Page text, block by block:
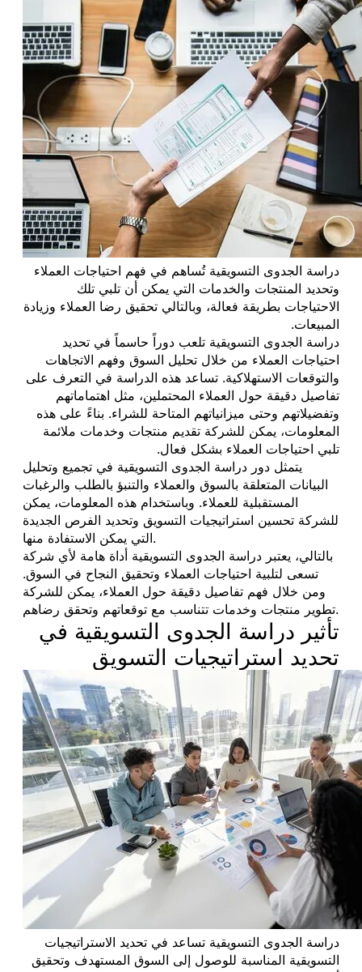
دراسة الجدوى التسويقية تُساهم في فهم احتياجات العملاء
وتحديد المنتجات والخدمات التي يمكن أن تلبي تلك
الاحتياجات بطريقة فعالة، وبالتالي تحقيق رضا العملاء وزيادة
المبيعات.
دراسة الجدوى التسويقية تلعب دوراً حاسماً في تحديد
احتياجات العملاء من خلال تحليل السوق وفهم الاتجاهات
والتوقعات الاستهلاكية. تساعد هذه الدراسة في التعرف على
تفاصيل دقيقة حول العملاء المحتملين، مثل اهتماماتهم
وتفضيلاتهم وحتى ميزانياتهم المتاحة للشراء. بناءً على هذه
المعلومات، يمكن للشركة تقديم منتجات وخدمات ملائمة
تلبي احتياجات العملاء بشكل فعال.
يتمثل دور دراسة الجدوى التسويقية في تجميع وتحليل
البيانات المتعلقة بالسوق والعملاء والتنبؤ بالطلب والرغبات
المستقبلية للعملاء. وباستخدام هذه المعلومات، يمكن
للشركة تحسين استراتيجيات التسويق وتحديد الفرص الجديدة
التي يمكن الاستفادة منها.
بالتالي، يعتبر دراسة الجدوى التسويقية أداة هامة لأي شركة
تسعى لتلبية احتياجات العملاء وتحقيق النجاح في السوق.
ومن خلال فهم تفاصيل دقيقة حول العملاء، يمكن للشركة
تطوير منتجات وخدمات تتناسب مع توقعاتهم وتحقق رضاهم.
تأثير دراسة الجدوى التسويقية في
تحديد استراتيجيات التسويق
دراسة الجدوى التسويقية تساعد في تحديد الاستراتيجيات
التسويقية المناسبة للوصول إلى السوق المستهدف وتحقيق